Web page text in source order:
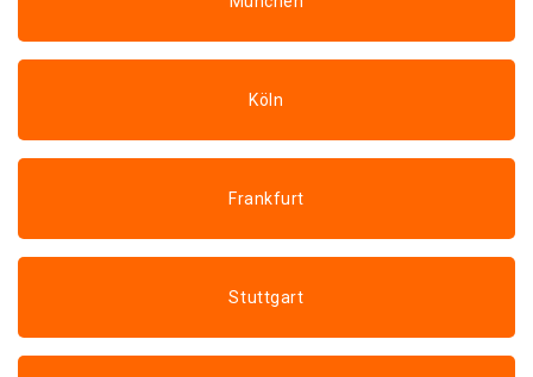
Köln
Frankfurt
Stuttgart